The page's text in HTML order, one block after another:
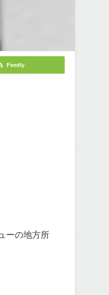
Feedly
ーの地方所